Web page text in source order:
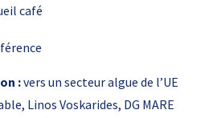
café
:vers un secteur algue de l’UE
Linos Voskarides, DG MARE